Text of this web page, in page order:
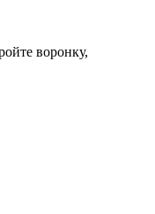
воронку,